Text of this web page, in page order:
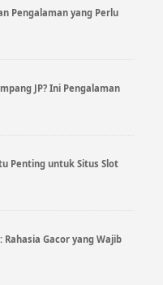
Pengalaman yang Perlu
JP? Ini Pengalaman
Penting untuk Situs Slot
Rahasia Gacor yang Wajib